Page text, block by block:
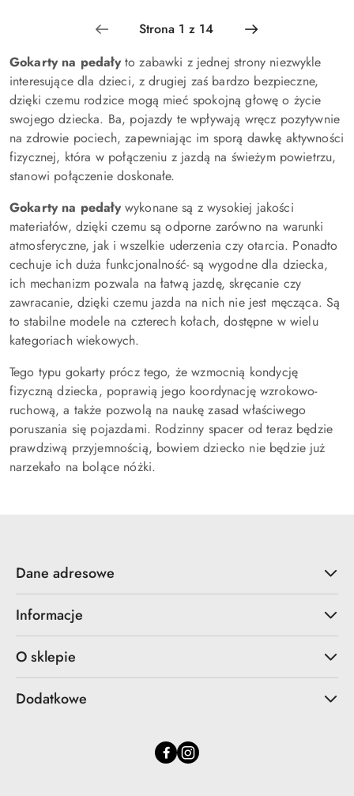
Gokarty na pedałyto zabawki z jednej strony niezwykle
interesujące dla dzieci, z drugiej zaś bardzo bezpieczne,
dzięki czemu rodzice mogą mieć spokojną głowę o życie
swojego dziecka. Ba, pojazdy te wpływają wręcz pozytywnie
na zdrowie pociech, zapewniając im sporą dawkę aktywności
fizycznej, która w połączeniu z jazdą na świeżym powietrzu,
stanowi połączenie doskonałe.
Gokarty na pedaływykonane są z wysokiej jakości
materiałów, dzięki czemu są odporne zarówno na warunki
atmosferyczne, jak i wszelkie uderzenia czy otarcia. Ponadto
cechuje ich duża funkcjonalność- są wygodne dla dziecka,
ich mechanizm pozwala na łatwą jazdę, skręcanie czy
zawracanie, dzięki czemu jazda na nich nie jest męcząca. Są
to stabilne modele na czterech kołach, dostępne w wielu
kategoriach wiekowych.
Tego typu gokarty prócz tego, że wzmocnią kondycję
fizyczną dziecka, poprawią jego koordynację wzrokowo-
ruchową, a także pozwolą na naukę zasad właściwego
poruszania się pojazdami. Rodzinny spacer od teraz będzie
prawdziwą przyjemnością, bowiem dziecko nie będzie już
narzekało na bolące nóżki.
Dane adresowe
Informacje
O sklepie
Dodatkowe